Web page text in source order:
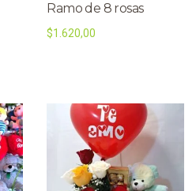
Ramo de 8 rosas
$1.620,00